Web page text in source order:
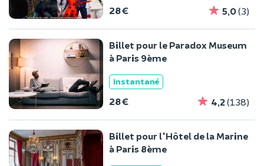
28 € 5,0(3)
Billet pour le Paradox Museum
à Paris 9ème
Instantané
28 € 4,2(138)
Billet pour l'Hôtel de la Marine
à Paris 8ème